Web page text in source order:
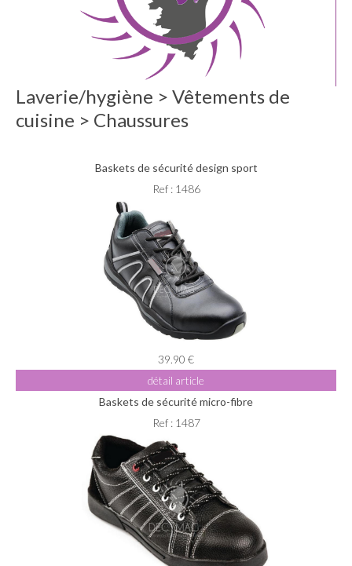
Laverie/hygiène > Vêtements de
cuisine > Chaussures
Baskets de sécurité design sport
Ref : 1486
39.90 €
détail article
Baskets de sécurité micro-fibre
Ref : 1487